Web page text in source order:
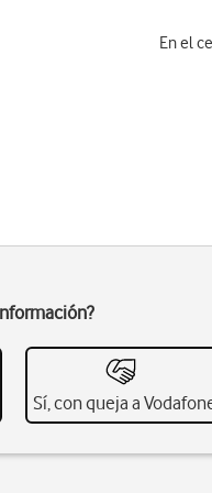
En el
Sí, con queja a